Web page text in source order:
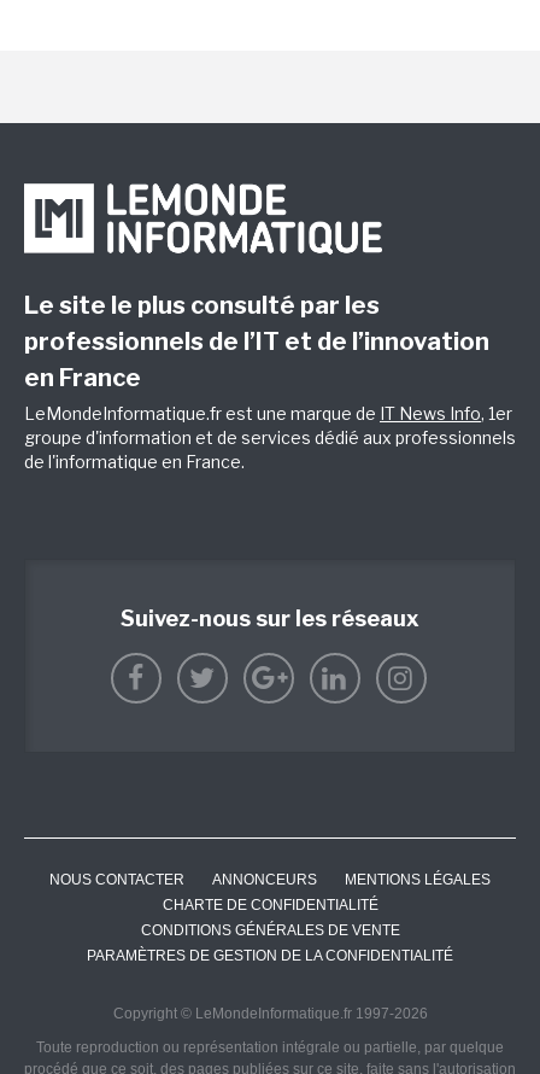
Le site le plus consulté par les
professionnels de l’IT et de l’innovation
en France
LeMondeInformatique.fr est une marque de IT News Info, 1er
groupe d'information et de services dédié aux professionnels
de l'informatique en France.
Suivez-nous sur les réseaux
NOUS CONTACTER ANNONCEURS
MENTIONS LÉGALES
CHARTE DE CONFIDENTIALITÉ
CONDITIONS GÉNÉRALES DE VENTE
PARAMÈTRES DE GESTION DE LA CONFIDENTIALITÉ
Copyright © LeMondeInformatique.fr 1997-2026
Toute reproduction ou représentation intégrale ou partielle, par quelque
procédé que ce soit, des pages publiées sur ce site, faite sans l'autorisation